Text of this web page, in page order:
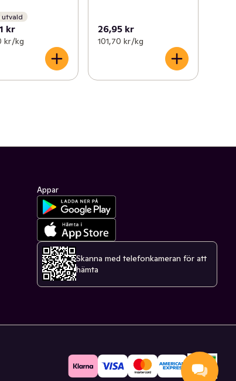
utvald
kr
kr /kg
26,95 kr
101,70 kr /kg
Appar
Skanna med telefonkameran för att
hämta